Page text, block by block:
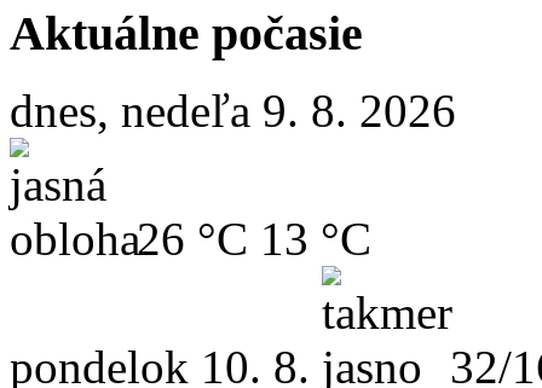
Aktuálne počasie
dnes, nedeľa 9. 8. 2026
26 °C 13 °C
pondelok 10. 8.
32/